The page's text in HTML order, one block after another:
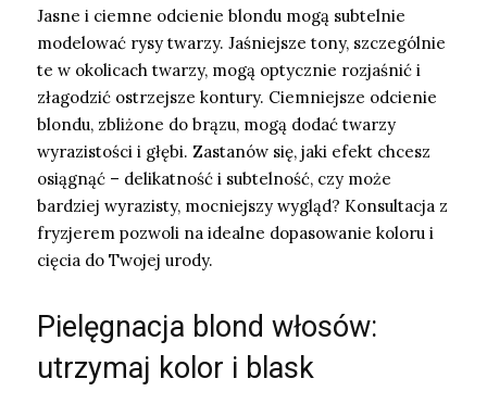
Jasne i ciemne odcienie blondu mogą subtelnie
modelować rysy twarzy. Jaśniejsze tony, szczególnie
te w okolicach twarzy, mogą optycznie rozjaśnić i
złagodzić ostrzejsze kontury. Ciemniejsze odcienie
blondu, zbliżone do brązu, mogą dodać twarzy
wyrazistości i głębi. Zastanów się, jaki efekt chcesz
osiągnąć – delikatność i subtelność, czy może
bardziej wyrazisty, mocniejszy wygląd? Konsultacja z
fryzjerem pozwoli na idealne dopasowanie koloru i
cięcia do Twojej urody.
Pielęgnacja blond włosów:
utrzymaj kolor i blask